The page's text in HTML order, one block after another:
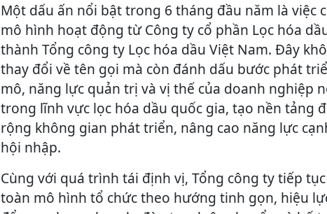
Một dấu ấn nổi bật trong 6 tháng đầu năm là việc
mô hình hoạt động từ Công ty cổ phần Lọc hóa
thành Tổng công ty Lọc hóa dầu Việt Nam. Đây
thay đổi về tên gọi mà còn đánh dấu bước phát
mô, năng lực quản trị và vị thế của doanh nghiệp
trong lĩnh vực lọc hóa dầu quốc gia, tạo nền tảng
rộng không gian phát triển, nâng cao năng lực
hội nhập.
Cùng với quá trình tái định vị, Tổng công ty tiếp
toàn mô hình tổ chức theo hướng tinh gọn, hiệu